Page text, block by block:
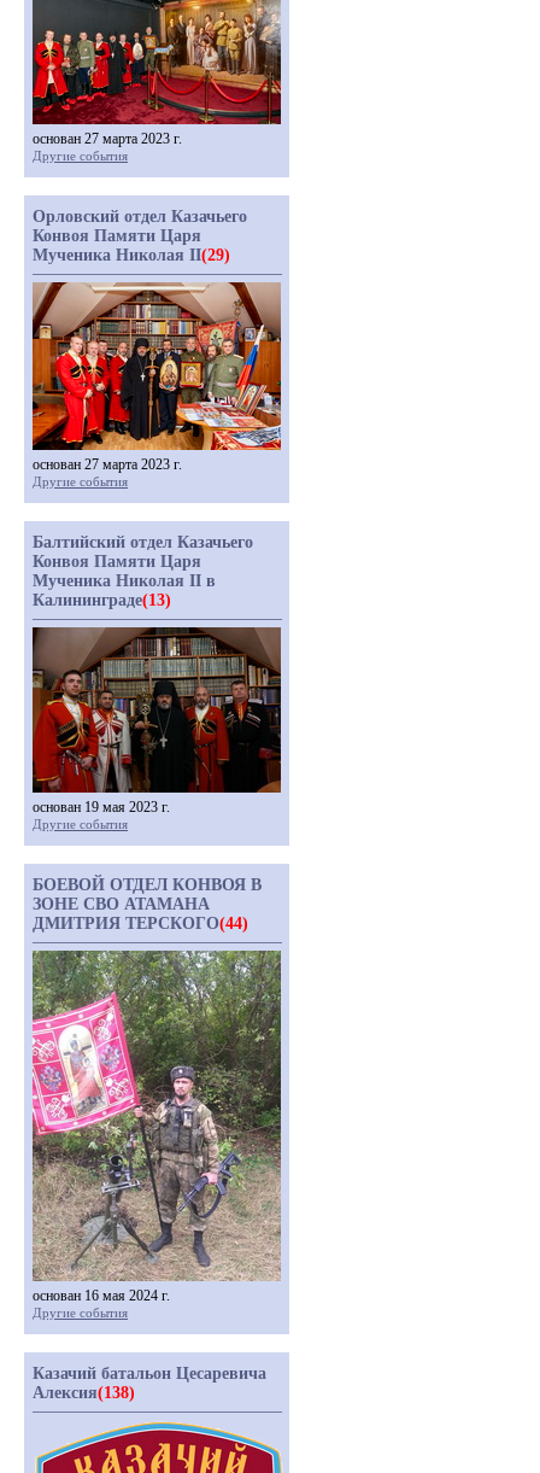
основан 27 марта 2023 г.
Другие события
Орловский отдел Казачьего
Конвоя Памяти Царя
Мученика Николая II(29)
основан 27 марта 2023 г.
Другие события
Балтийский отдел Казачьего
Конвоя Памяти Царя
Мученика Николая II в
Калининграде(13)
основан 19 мая 2023 г.
Другие события
БОЕВОЙ ОТДЕЛ КОНВОЯ В
ЗОНЕ СВО АТАМАНА
ДМИТРИЯ ТЕРСКОГО(44)
основан 16 мая 2024 г.
Другие события
Казачий батальон Цесаревича
Алексия(138)